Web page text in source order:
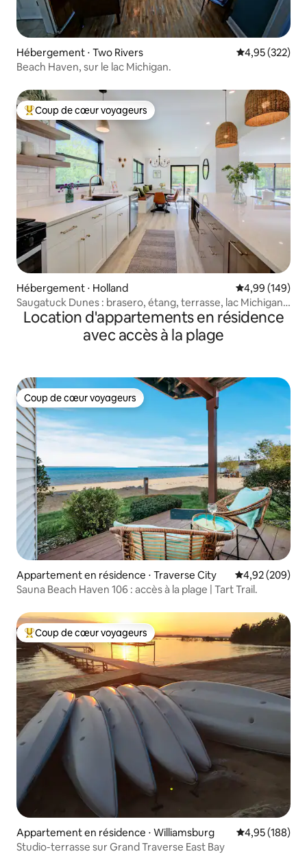
Hébergement ⋅ Two Rivers Évaluation
4,95 (322)
Beach Haven, sur le lac Michigan.
Coups de cœur voyageurs les plus appréciés
Coup de cœur voyageurs
Hébergement ⋅ Holland Évaluation
4,99 (149)
Saugatuck Dunes : brasero, étang, terrasse, lac Michigan,
jardin
Location d'appartements en résidence
avec accès à la plage
Coup de cœur voyageurs
Coup de cœur voyageurs
Appartement en résidence ⋅ Traverse City Évaluation
4,92 (209)
Sauna Beach Haven 106 : accès à la plage | Tart Trail.
Coups de cœur voyageurs les plus appréciés
Coup de cœur voyageurs
Appartement en résidence ⋅ Williamsburg Évaluation
4,95 (188)
Studio-terrasse sur Grand Traverse East Bay